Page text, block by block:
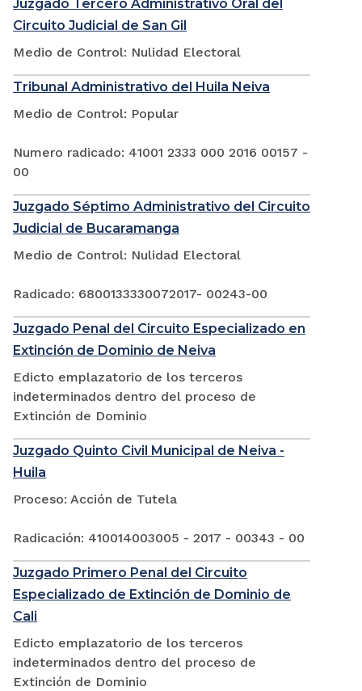
Juzgado Tercero Administrativo Oral del
Circuito Judicial de San Gil
Medio de Control: Nulidad Electoral
Tribunal Administrativo del Huila Neiva
Medio de Control: Popular
Numero radicado: 41001 2333 000 2016 00157 -
00
Juzgado Séptimo Administrativo del Circuito
Judicial de Bucaramanga
Medio de Control: Nulidad Electoral
Radicado: 6800133330072017- 00243-00
Juzgado Penal del Circuito Especializado en
Extinción de Dominio de Neiva
Edicto emplazatorio de los terceros
indeterminados dentro del proceso de
Extinción de Dominio
Juzgado Quinto Civil Municipal de Neiva -
Huila
Proceso: Acción de Tutela
Radicación: 410014003005 - 2017 - 00343 - 00
Juzgado Primero Penal del Circuito
Especializado de Extinción de Dominio de
Cali
Edicto emplazatorio de los terceros
indeterminados dentro del proceso de
Extinción de Dominio